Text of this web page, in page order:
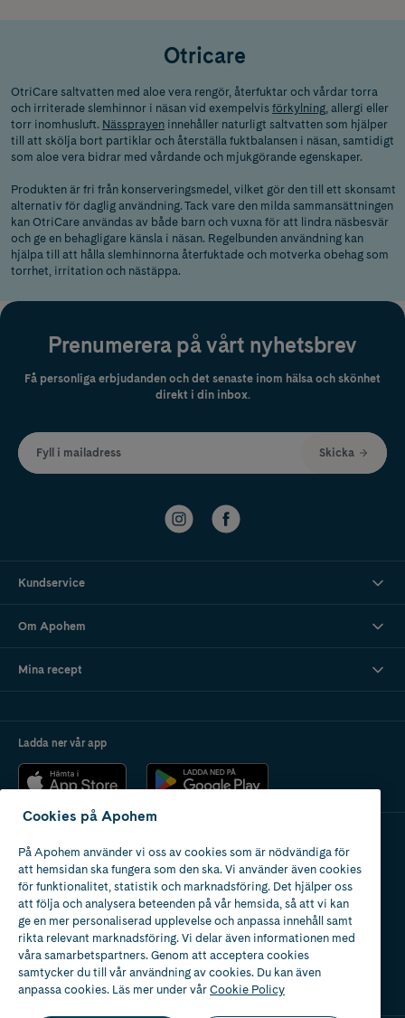
Otricare
OtriCare saltvatten med aloe vera rengör, återfuktar och vårdar torra
och irriterade slemhinnor i näsan vid exempelvis förkylning, allergi eller
torr inomhusluft. Nässprayen innehåller naturligt saltvatten som hjälper
till att skölja bort partiklar och återställa fuktbalansen i näsan, samtidigt
som aloe vera bidrar med vårdande och mjukgörande egenskaper.
Produkten är fri från konserveringsmedel, vilket gör den till ett skonsamt
alternativ för daglig användning. Tack vare den milda sammansättningen
kan OtriCare användas av både barn och vuxna för att lindra näsbesvär
och ge en behagligare känsla i näsan. Regelbunden användning kan
hjälpa till att hålla slemhinnorna återfuktade och motverka obehag som
torrhet, irritation och nästäppa.
Prenumerera på vårt nyhetsbrev
Få personliga erbjudanden och det senaste inom hälsa och skönhet
direkt i din inbox.
Fyll i mailadress Skicka
Kundservice
Om Apohem
Mina recept
Ladda ner vår app
Apotek med tillstånd
av Läkemedelsverket
Cookies på Apohem
På Apohem använder vi oss av cookies som är nödvändiga för
att hemsidan ska fungera som den ska. Vi använder även cookies
för funktionalitet, statistik och marknadsföring. Det hjälper oss
att följa och analysera beteenden på vår hemsida, så att vi kan
ge en mer personaliserad upplevelse och anpassa innehåll samt
rikta relevant marknadsföring. Vi delar även informationen med
våra samarbetspartners. Genom att acceptera cookies
samtycker du till vår användning av cookies. Du kan även
anpassa cookies. Läs mer under vårCookie Policy